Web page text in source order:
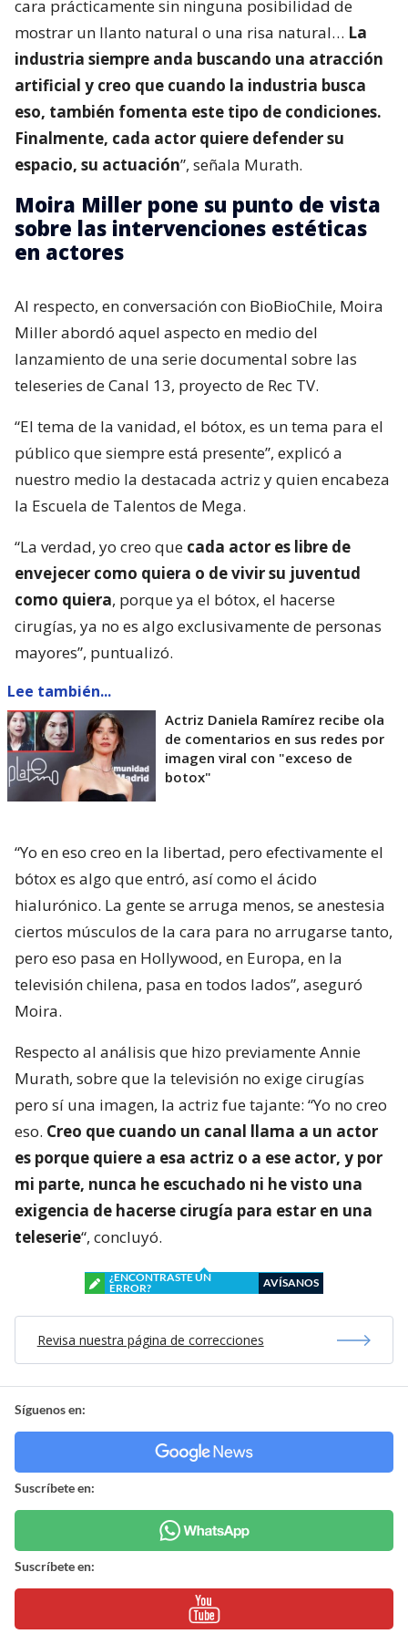
cara prácticamente sin ninguna posibilidad de
mostrar un llanto natural o una risa natural… La
industria siempre anda buscando una atracción
artificial y creo que cuando la industria busca
eso, también fomenta este tipo de condiciones.
Finalmente, cada actor quiere defender su
espacio, su actuación”, señala Murath.
Moira Miller pone su punto de vista
sobre las intervenciones estéticas
en actores
Al respecto, en conversación con BioBioChile, Moira
Miller abordó aquel aspecto en medio del
lanzamiento de una serie documental sobre las
teleseries de Canal 13, proyecto de Rec TV.
“El tema de la vanidad, el bótox, es un tema para el
público que siempre está presente”, explicó a
nuestro medio la destacada actriz y quien encabeza
la Escuela de Talentos de Mega.
“La verdad, yo creo que cada actor es libre de
envejecer como quiera o de vivir su juventud
como quiera, porque ya el bótox, el hacerse
cirugías, ya no es algo exclusivamente de personas
mayores”, puntualizó.
Lee también...
Actriz Daniela Ramírez recibe ola
de comentarios en sus redes por
imagen viral con "exceso de
botox"
“Yo en eso creo en la libertad, pero efectivamente el
bótox es algo que entró, así como el ácido
hialurónico. La gente se arruga menos, se anestesia
ciertos músculos de la cara para no arrugarse tanto,
pero eso pasa en Hollywood, en Europa, en la
televisión chilena, pasa en todos lados”, aseguró
Moira.
Respecto al análisis que hizo previamente Annie
Murath, sobre que la televisión no exige cirugías
pero sí una imagen, la actriz fue tajante: “Yo no creo
eso. Creo que cuando un canal llama a un actor
es porque quiere a esa actriz o a ese actor, y por
mi parte, nunca he escuchado ni he visto una
exigencia de hacerse cirugía para estar en una
teleserie“, concluyó.
¿ENCONTRASTE UN
ERROR?
AVÍSANOS
Revisa nuestra página de correcciones
Síguenos en:
Suscríbete en:
Suscríbete en: